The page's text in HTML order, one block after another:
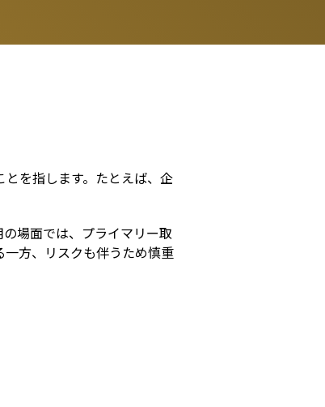
を指します。たとえば、企
場面では、プライマリー取
方、リスクも伴うため慎重